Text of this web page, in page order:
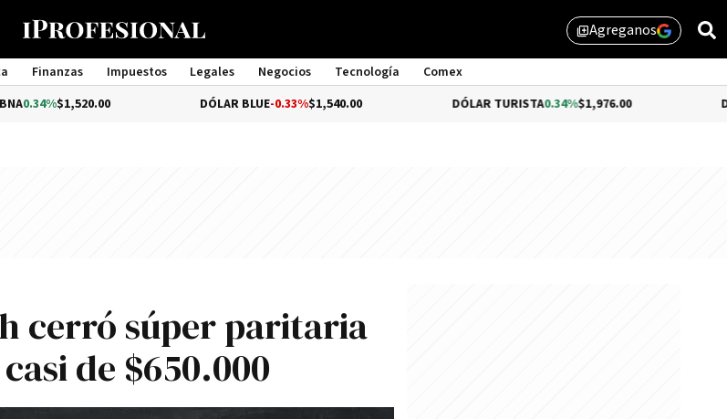
library_addAgreganos
Finanzas Impuestos Legales Negocios Tecnología
Comex
Management
DÓLAR BLUE-0.33% $1,540.00 DÓLAR TURISTA0.34%$1,976.00
cerró súper paritaria
de $650.000